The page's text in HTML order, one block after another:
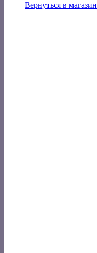
Вернуться в магазин